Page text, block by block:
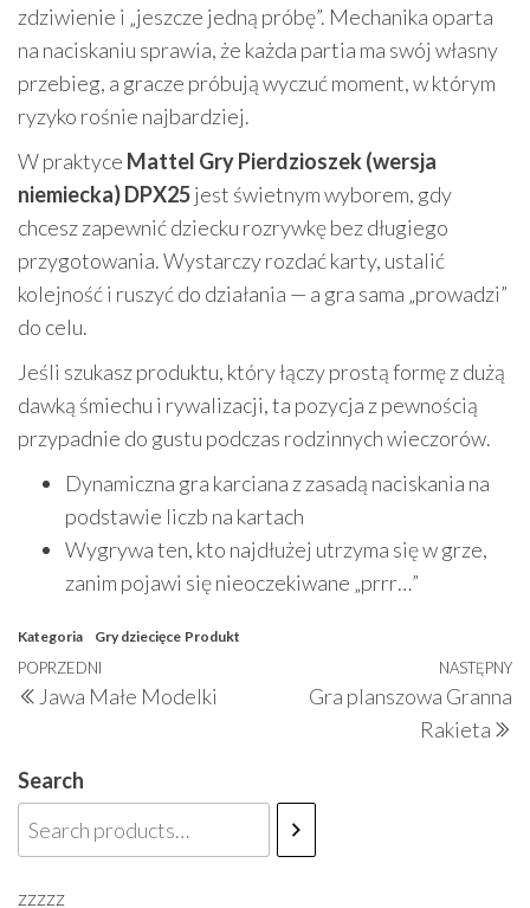
zdziwienie i „jeszcze jedną próbę”. Mechanika oparta
na naciskaniu sprawia, że każda partia ma swój własny
przebieg, a gracze próbują wyczuć moment, w którym
ryzyko rośnie najbardziej.
W praktyce Mattel Gry Pierdzioszek (wersja
niemiecka) DPX25jest świetnym wyborem, gdy
chcesz zapewnić dziecku rozrywkę bez długiego
przygotowania. Wystarczy rozdać karty, ustalić
kolejność i ruszyć do działania — a gra sama „prowadzi”
do celu.
Jeśli szukasz produktu, który łączy prostą formę z dużą
dawką śmiechu i rywalizacji, ta pozycja z pewnością
przypadnie do gustu podczas rodzinnych wieczorów.
Dynamiczna gra karciana z zasadą naciskania na
podstawie liczb na kartach
Wygrywa ten, kto najdłużej utrzyma się w grze,
zanim pojawi się nieoczekiwane „prrr…”
Kategoria Gry dziecięce Produkt
Nawigacja
wpisu
Poprzedni
wpis
POPRZEDNI
Jawa Małe Modelki
NASTĘPNY
Gra planszowa Granna
Rakieta
Search
zzzzz